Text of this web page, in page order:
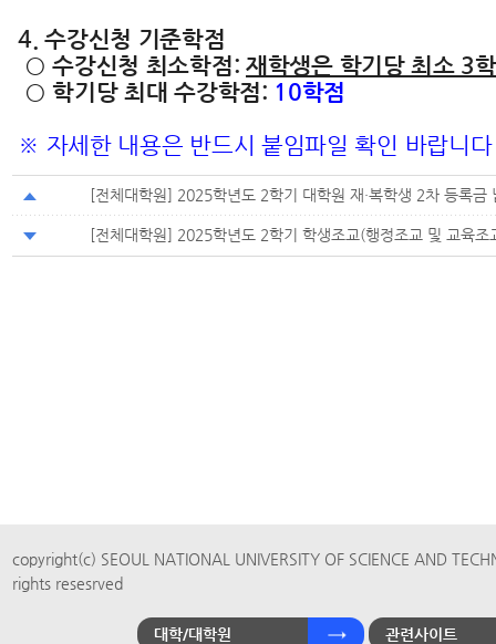
4. 수강신청 기준학점
○ 수강신청 최소학점: 재학생은 학기당 최소 3
○ 학기당 최대 수강학점: 10학점
※ 자세한 내용은 반드시 붙임파일 확인 바랍니다
[전체대학원] 2025학년도 2학기 대학원 재·복학생 2차 등록금
[전체대학원] 2025학년도 2학기 학생조교(행정조교 및 교육조
copyright(c) SEOUL NATIONAL UNIVERSITY OF SCIENCE AND
rights resesrved
대학/대학원 관련사이트